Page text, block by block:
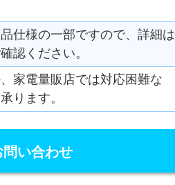
仕様の一部ですので、詳細は
認ください。
家電量販店では対応困難な
ります。
い合わせ